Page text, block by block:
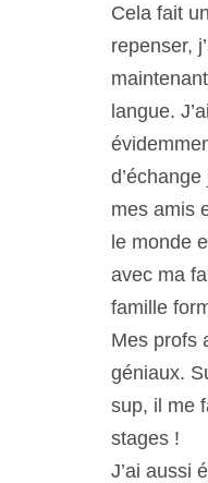
Cela fait
repenser,
langue.
mes amis
le monde
avec ma
famille
Mes profs
géniaux.
sup, il me
stages !
J’ai aussi